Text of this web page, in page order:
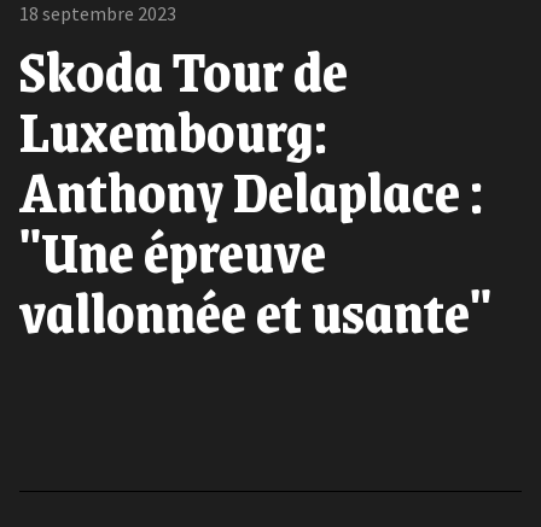
18 septembre 2023
Skoda Tour de
Luxembourg:
Anthony Delaplace :
"Une épreuve
vallonnée et usante"